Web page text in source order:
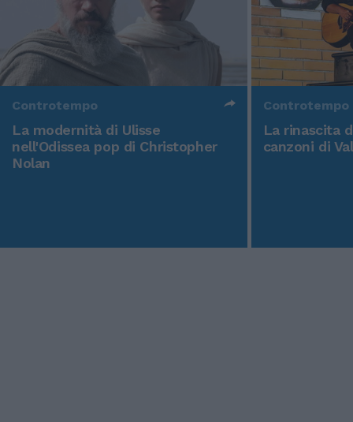
Controtempo
La modernità di Ulisse
nell'Odissea pop di Christopher
Nolan
Controtempo
La rinascita
canzoni di